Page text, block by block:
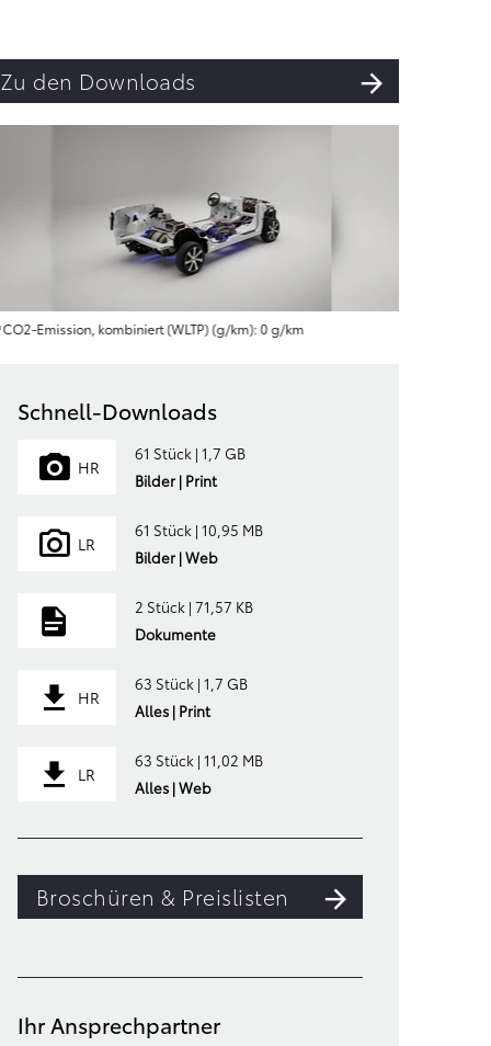
Zu den Downloads
CO2-Emission, kombiniert (WLTP) (g/km): 0 g/km
Schnell-Downloads
HR
61 Stück | 1,7 GB
Bilder | Print
LR
61 Stück | 10,95 MB
Bilder | Web
2 Stück | 71,57 KB
Dokumente
HR
63 Stück | 1,7 GB
Alles | Print
LR
63 Stück | 11,02 MB
Alles | Web
Broschüren & Preislisten
Ihr Ansprechpartner